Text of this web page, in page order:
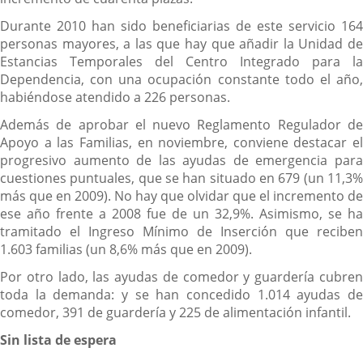
Durante 2010 han sido beneficiarias de este servicio 164
personas mayores, a las que hay que añadir la Unidad de
Estancias Temporales del Centro Integrado para la
Dependencia, con una ocupación constante todo el año,
habiéndose atendido a 226 personas.
Además de aprobar el nuevo Reglamento Regulador de
Apoyo a las Familias, en noviembre, conviene destacar el
progresivo aumento de las ayudas de emergencia para
cuestiones puntuales, que se han situado en 679 (un 11,3%
más que en 2009). No hay que olvidar que el incremento de
ese año frente a 2008 fue de un 32,9%. Asimismo, se ha
tramitado el Ingreso Mínimo de Inserción que reciben
1.603 familias (un 8,6% más que en 2009).
Por otro lado, las ayudas de comedor y guardería cubren
toda la demanda: y se han concedido 1.014 ayudas de
comedor, 391 de guardería y 225 de alimentación infantil.
Sin lista de espera